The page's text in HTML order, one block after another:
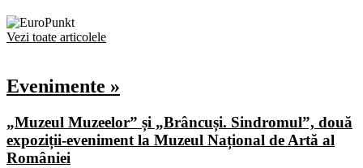
Vezi toate articolele
Evenimente »
„Muzeul Muzeelor” și „Brâncuși. Sindromul”, două
expoziții-eveniment la Muzeul Național de Artă al
României